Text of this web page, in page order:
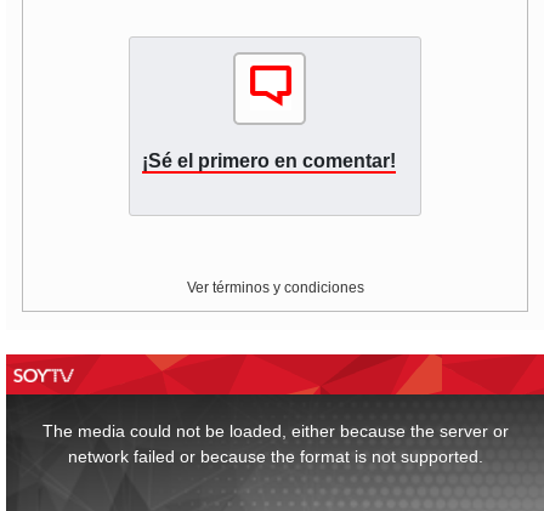
¡Sé el primero en comentar!
Ver términos y condiciones
The media could not be loaded, either because the server or
network failed or because the format is not supported.